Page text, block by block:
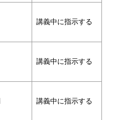
講義中に指示する
講義中に指示する
講義中に指示する